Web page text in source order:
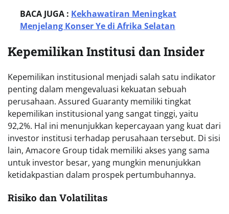
BACA JUGA : Kekhawatiran Meningkat
Menjelang Konser Ye di Afrika Selatan
Kepemilikan Institusi dan Insider
Kepemilikan institusional menjadi salah satu indikator
penting dalam mengevaluasi kekuatan sebuah
perusahaan. Assured Guaranty memiliki tingkat
kepemilikan institusional yang sangat tinggi, yaitu
92,2%. Hal ini menunjukkan kepercayaan yang kuat dari
investor institusi terhadap perusahaan tersebut. Di sisi
lain, Amacore Group tidak memiliki akses yang sama
untuk investor besar, yang mungkin menunjukkan
ketidakpastian dalam prospek pertumbuhannya.
Risiko dan Volatilitas